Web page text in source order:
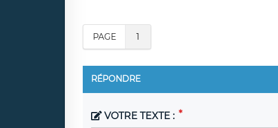
PAGE 1
RÉPONDRE
VOTRE TEXTE :